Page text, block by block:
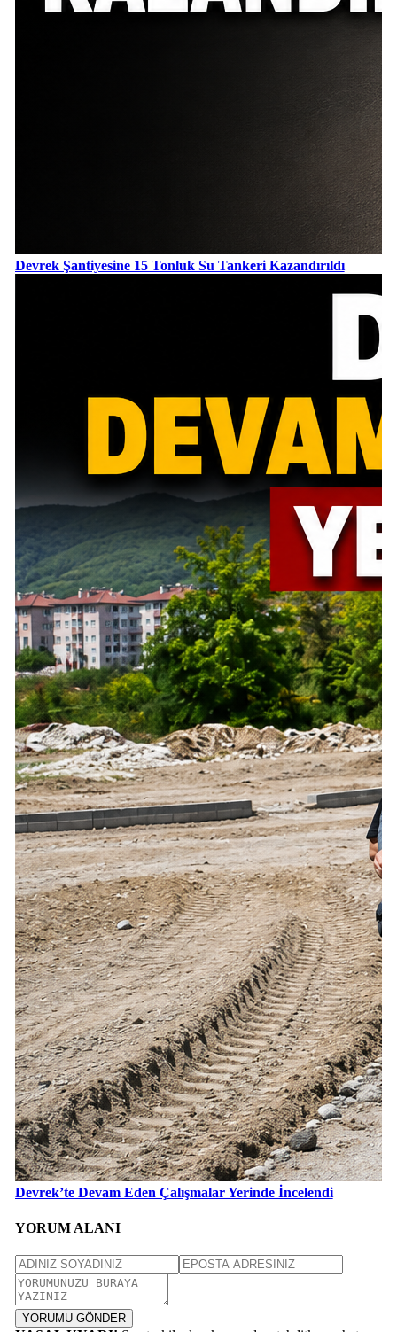
Devrek Şantiyesine 15 Tonluk Su Tankeri Kazandırıldı
Devrek’te Devam Eden Çalışmalar Yerinde İncelendi
YORUM ALANI
YORUMU GÖNDER